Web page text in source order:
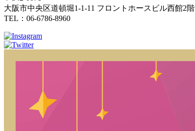
大阪市中央区道頓堀1-1-11 フロントホースビル西館2階
TEL：06-6786-8960